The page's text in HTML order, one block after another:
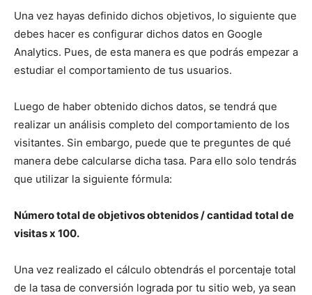
Una vez hayas definido dichos objetivos, lo siguiente que
debes hacer es configurar dichos datos en Google
Analytics. Pues, de esta manera es que podrás empezar a
estudiar el comportamiento de tus usuarios.
Luego de haber obtenido dichos datos, se tendrá que
realizar un análisis completo del comportamiento de los
visitantes. Sin embargo, puede que te preguntes de qué
manera debe calcularse dicha tasa. Para ello solo tendrás
que utilizar la siguiente fórmula:
Número total de objetivos obtenidos / cantidad total de
visitas x 100.
Una vez realizado el cálculo obtendrás el porcentaje total
de la tasa de conversión lograda por tu sitio web, ya sean